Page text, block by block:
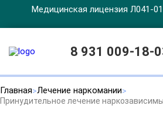
Медицинская лицензия Л041-
8 931 009-18-
Главная Лечение наркомании
Принудительное лечение